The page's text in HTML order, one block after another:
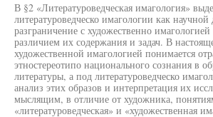
В §2 «Литературоведческая имагология»
литературоведческо имагологии как
разграничение с художественно имагологией
различием их содержания и задач. В
художественной имагологией понимается
этностереотипо национального сознания в
литературы, а под литературоведческо
анализ этих образов и интерпретация их
мыслящим, в отличие от художника,
«литературоведческая» и «художественная